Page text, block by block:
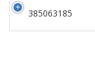
385063185